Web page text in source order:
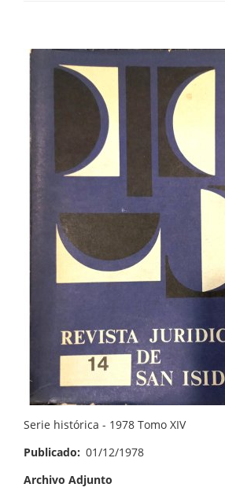
Serie histórica - 1978 Tomo XIV
Publicado
01/12/1978
Archivo Adjunto